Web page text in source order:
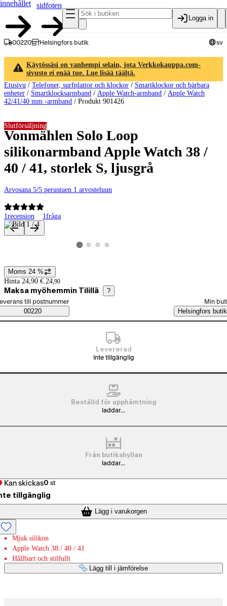
innehållet
sidfoten
Logga in
00220 Helsingfors butik sv
Käytössäsi on vanhempi selain, jota Verkkokauppa.com-
sivusto ei enää tue. Lue lisää täältä.
Etusivu / Telefoner, surfplattor och klockor / Smartklockor och bärbara
enheter / Smartklocksarmband / Apple Watch-armband / Apple Watch
42/41/40 mm -armband / Produkt 901426
Vonmählen Solo Loop
silikonarmband Apple Watch 38 /
40 / 41, storlek S, ljusgrå
Arvosana 5/5 perustuen 1 arvosteluun
1recension 1fråga
Slutförsäljning
Produktbilder och videor
Visa produktbild 1
Visa produktbild 2
Visa produktbild 3
Visa produktbild 4
Prisinformation
Moms 24 %
Hinta 24,90 €. 24,90
Maksa myöhemmin Tilillä ?
Saatavuustiedot
beställningssätt
till postnummer
00220
Min
Helsingfors butik
Levererad
Inte tillgänglig
Beställd för upphämtning
laddar...
Från butikshyllan
laddar...
Kan skickas0 st
tillgänglig
Lägg i varukorgen
Mjuk silikon
Apple Watch 38 / 40 / 41
Hållbart och stilfullt
Lägg till i jämförelse